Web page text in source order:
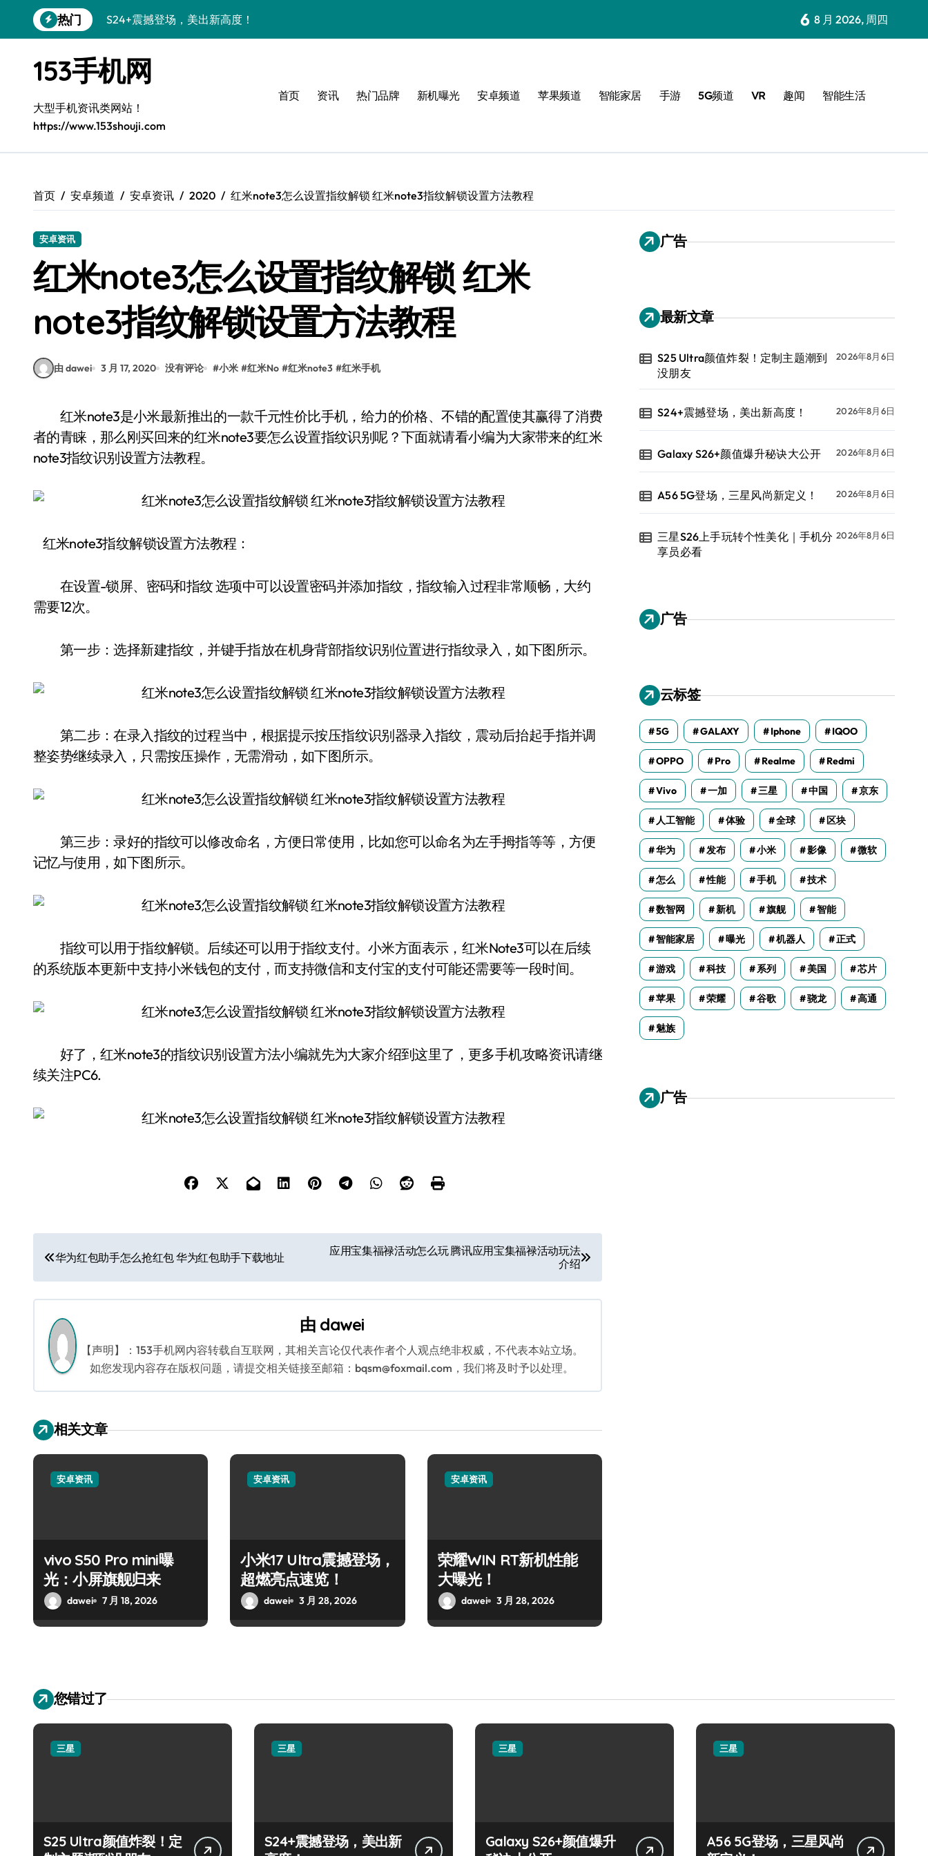
到
热门
S24+震撼登场，美出新高度！
A56 5G登场，三星风尚新定义！
三星S26上手玩转个性美化｜手机分享员必看
S25美化秘籍：个性潮玩，炫酷加倍！
C55 5G焕新秘籍：定制潮流无限畅玩
Galaxy Z Flip6：折叠时尚，一瞬惊艳
S25 Ultra颜值炸裂！定制主题潮到没朋友
6 8 月 2026, 周四
153手机网
大型手机资讯类网站！
https://www.153shouji.com
首页 资讯 热门品牌 新机曝光 安卓频道 苹果频道 智能家居 手游 5G频道 VR 趣闻 智能生活
首页 安卓频道 安卓资讯 2020 红米note3怎么设置指纹解锁 红米note3指纹解锁设置方法教程
安卓资讯
红米note3怎么设置指纹解锁 红米
note3指纹解锁设置方法教程
由 dawei 3 月 17, 2020 没有评论 #小米 #红米No #红米note3 #红米手机
红米note3是小米最新推出的一款千元性价比手机，给力的价格、不错的配置使其赢得了消费
者的青睐，那么刚买回来的红米note3要怎么设置指纹识别呢？下面就请看小编为大家带来的红米
note3指纹识别设置方法教程。
红米note3指纹解锁设置方法教程：
在设置-锁屏、密码和指纹 选项中可以设置密码并添加指纹，指纹输入过程非常顺畅，大约
需要12次。
第一步：选择新建指纹，并键手指放在机身背部指纹识别位置进行指纹录入，如下图所示。
第二步：在录入指纹的过程当中，根据提示按压指纹识别器录入指纹，震动后抬起手指并调
整姿势继续录入，只需按压操作，无需滑动，如下图所示。
第三步：录好的指纹可以修改命名，方便日常使用，比如您可以命名为左手拇指等等，方便
记忆与使用，如下图所示。
指纹可以用于指纹解锁。后续还可以用于指纹支付。小米方面表示，红米Note3可以在后续
的系统版本更新中支持小米钱包的支付，而支持微信和支付宝的支付可能还需要等一段时间。
好了，红米note3的指纹识别设置方法小编就先为大家介绍到这里了，更多手机攻略资讯请继
续关注PC6.
文
章
导
航
华为红包助手怎么抢红包 华为红包助手下载地址
应用宝集福禄活动怎么玩 腾讯应用宝集福禄活动玩法
介绍
由 dawei
【声明】：153手机网内容转载自互联网，其相关言论仅代表作者个人观点绝非权威，不代表本站立场。
如您发现内容存在版权问题，请提交相关链接至邮箱：bqsm@foxmail.com，我们将及时予以处理。
相关文章
安卓资讯
vivo S50 Pro mini曝
光：小屏旗舰归来
dawei 7 月 18, 2026
安卓资讯
小米17 Ultra震撼登场，
超燃亮点速览！
dawei 3 月 28, 2026
安卓资讯
荣耀WIN RT新机性能
大曝光！
dawei 3 月 28, 2026
广告
最新文章
S25 Ultra颜值炸裂！定制主题潮到
没朋友
2026年8月6日
S24+震撼登场，美出新高度！ 2026年8月6日
Galaxy S26+颜值爆升秘诀大公开 2026年8月6日
A56 5G登场，三星风尚新定义！ 2026年8月6日
三星S26上手玩转个性美化｜手机分
享员必看
2026年8月6日
广告
云标签
5G GALAXY Iphone IQOO
OPPO Pro Realme Redmi
Vivo 一加 三星 中国 京东
人工智能 体验 全球 区块
华为 发布 小米 影像 微软
怎么 性能 手机 技术
数智网 新机 旗舰 智能
智能家居 曝光 机器人 正式
游戏 科技 系列 美国 芯片
苹果 荣耀 谷歌 骁龙 高通
魅族
广告
您错过了
三星
S25 Ultra颜值炸裂！定
三星
S24+震撼登场，美出新
三星
Galaxy S26+颜值爆升
三星
A56 5G登场，三星风尚